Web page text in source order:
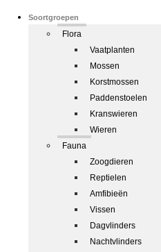
Soortgroepen
Flora
Vaatplanten
Mossen
Korstmossen
Paddenstoelen
Kranswieren
Wieren
Fauna
Zoogdieren
Reptielen
Amfibieën
Vissen
Dagvlinders
Nachtvlinders